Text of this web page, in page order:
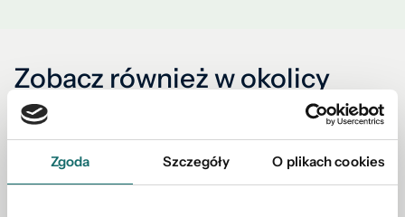
Zgoda Szczegóły O plikach cookies
Zobacz również w okolicy